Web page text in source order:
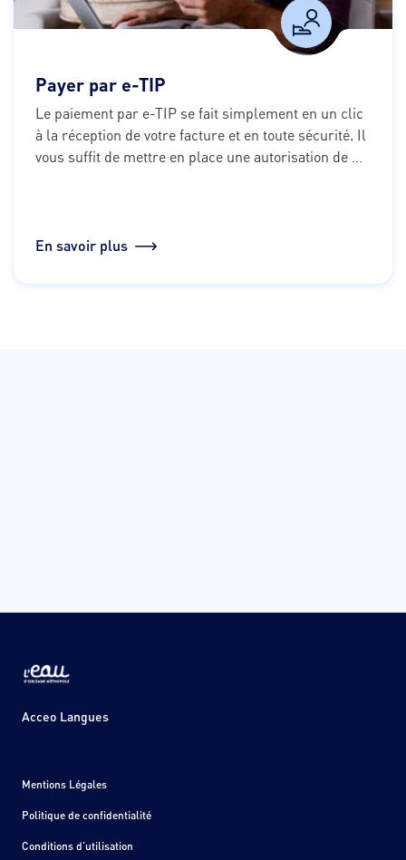
Payer par e-TIP
Le paiement par e-TIP se fait simplement en un clic
à la réception de votre facture et en toute sécurité. Il
vous suffit de mettre en place une autorisation de
En savoir plus
Acceo Langues
Mentions Légales
Politique de confidentialité
Conditions d'utilisation